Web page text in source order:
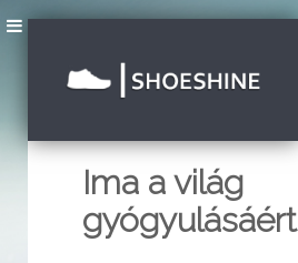
Ima a világ
gyógyulásáért